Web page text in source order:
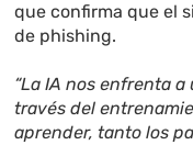
que confirma que el
de phishing.
“La IA nos enfrenta
través del
aprender, tanto los